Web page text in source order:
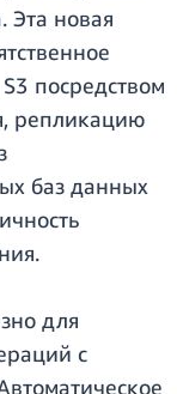
Эта новая
посредством
репликацию
баз данных
для
с